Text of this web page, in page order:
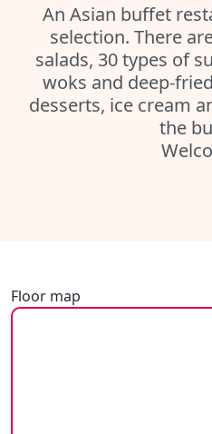
An Asian buffet
selection. There
salads, 30 types of
woks and deep-
desserts, ice cream
the
Floor map